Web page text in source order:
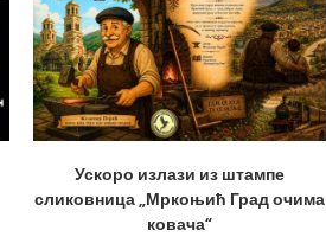
Ускоро излази из штампе
сликовница „Мркоњић Град очима
ковача“